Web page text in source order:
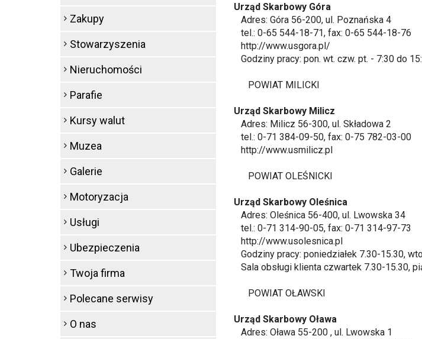
Urząd Skarbowy Góra
Adres: Góra 56-200, ul. Poznańska 4
tel.: 0-65 544-18-71, fax: 0-65 544-18-76
http://www.usgora.pl/
Godziny pracy: pon. wt. czw. pt. - 7:30 do
POWIAT MILICKI
Urząd Skarbowy Milicz
Adres: Milicz 56-300, ul. Składowa 2
tel.: 0-71 384-09-50, fax: 0-75 782-03-00
http://www.usmilicz.pl
POWIAT OLEŚNICKI
Urząd Skarbowy Oleśnica
Adres: Oleśnica 56-400, ul. Lwowska 34
tel.: 0-71 314-90-05, fax: 0-71 314-97-73
http://www.usolesnica.pl
Godziny pracy: poniedziałek 7.30-15.30,
Sala obsługi klienta czwartek 7.30-15.30,
POWIAT OŁAWSKI
Urząd Skarbowy Oława
Adres: Oława 55-200 , ul. Lwowska 1
Zakupy
Stowarzyszenia
Nieruchomości
Parafie
Kursy walut
Muzea
Galerie
Motoryzacja
Usługi
Ubezpieczenia
Twoja firma
Polecane serwisy
O nas